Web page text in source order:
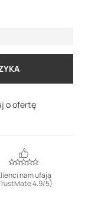
o ofertę
nam ufają
4.9/5)